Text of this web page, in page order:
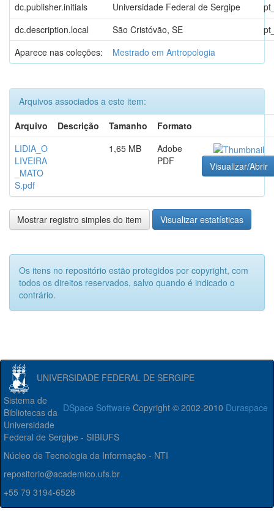
dc.publisher.initials Universidade Federal de Sergipe
dc.description.local
São Cristóvão, SE
Aparece nas coleções:
Mestrado em Antropologia
Arquivos associados a este item:
Arquivo
Descrição Tamanho
Formato
LIDIA_O
LIVEIRA
_MATO
S.pdf
1,65 MB
Adobe
PDF
Visualizar/Abrir
Mostrar registro simples do item Visualizar estatísticas
Os itens no repositório estão protegidos por copyright, com
todos os direitos reservados, salvo quando é indicado o
contrário.
UNIVERSIDADE FEDERAL DE SERGIPE
DSpace Software Copyright © 2002-2010 Duraspace
Sistema de
Bibliotecas da
Universidade
Federal de Sergipe - SIBIUFS
Núcleo de Tecnologia da Informação - NTI
repositorio@academico.ufs.br
+55 79 3194-6528